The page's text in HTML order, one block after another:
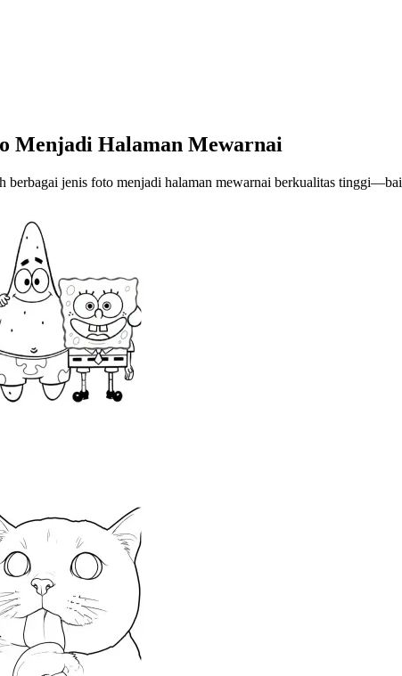
Menjadi Halaman Mewarnai
berbagai jenis foto menjadi halaman mewarnai berkualitas